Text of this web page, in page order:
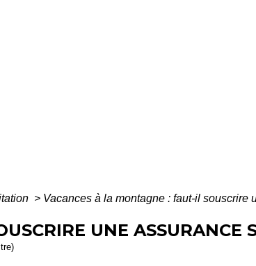
> Vacances à la montagne : faut-il souscrire
UNE ASSURANCE